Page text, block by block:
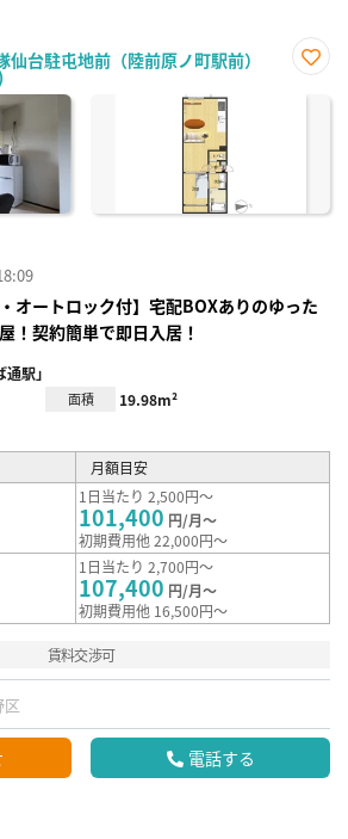
台駐屯地前（陸前原ノ町駅前）
に入
オートロック付】宅配BOXありのゆった
！契約簡単で即日入居！
駅」
面積 19.98m²
月額目安
1日当たり 2,500円～
101,400 円/月～
初期費用他 22,000円～
1日当たり 2,700円～
107,400 円/月～
初期費用他 16,500円～
賃料交渉可
区
電話する